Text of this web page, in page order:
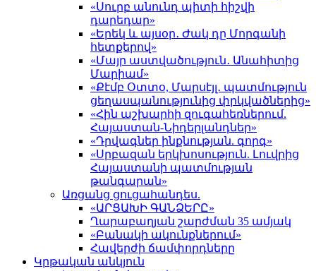
«Սուրբ անունդ պիտի հիշվի
դարեդար»
«Երեկ և այսօր․ Ժակ դը Մորգանի
հետքերով»
«Մայր աստվածություն․ Անահիտից
Մարիամ»
«Քէմբ Օտտօ, Մարսէյլ․ պատմություն
ցեղասպանությունից փրկվածներից»
«Հին աշխարհի զուգահեռներում.
Հայաստան-Նիդերլանդներ»
«Դրվագներ ինքնության. գորգ»
«Սրբազան երկխոսություն. Լուվրից
Հայաստանի պատմության
թանգարան»
Առցանց ցուցահանդես.
«ԱՐՑԱԽԻ ԳԱՆՁԵՐԸ»
Ղարաբաղյան շարժման 35 ամյակ
«Բանակի ակունքներում»
Հավերժի ճամփորդները
Կրթական անկյուն